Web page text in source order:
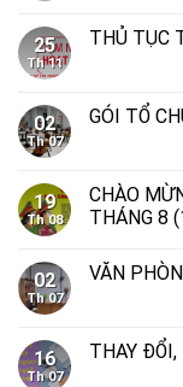
25
Th 11
THỦ TỤC
02
Th 07
GÓI TỔ
19
Th 08
CHÀO
THÁNG 8
02
Th 07
VĂN
16
Th 07
THAY ĐỔI,